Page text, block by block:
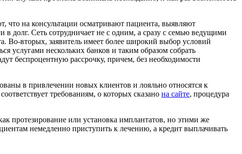
что на консультации осматривают пациента, выявляют
долг. Сеть сотрудничает не с одним, а сразу с семью ведущими
Во-вторых, заявитель имеет более широкий выбор условий
услугами нескольких банков и таким образом собрать
беспроцентную рассрочку, причем, без необходимости
в привлечении новых клиентов и лояльно относятся к
требованиям, о которых сказано на сайте, процедура
протезирование или установка имплантатов, но этими же
немедленно приступить к лечению, а кредит выплачивать